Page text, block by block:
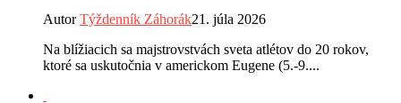
AutorTýždenník Záhorák21. júla 2026
Na blížiacich sa majstrovstvách sveta atlétov do 20 rokov,
ktoré sa uskutočnia v americkom Eugene (5.-9....